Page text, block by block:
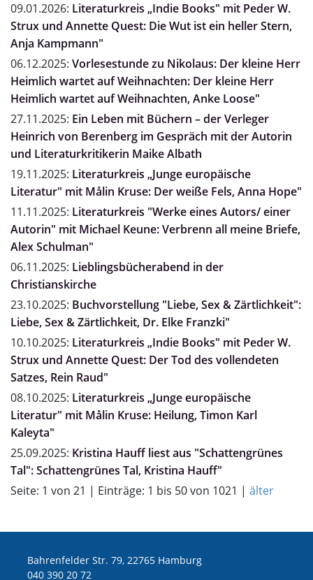
09.01.2026: Literaturkreis „Indie Books" mit Peder W.
Strux und Annette Quest: Die Wut ist ein heller Stern,
Anja Kampmann"
06.12.2025: Vorlesestunde zu Nikolaus: Der kleine Herr
Heimlich wartet auf Weihnachten: Der kleine Herr
Heimlich wartet auf Weihnachten, Anke Loose"
27.11.2025: Ein Leben mit Büchern – der Verleger
Heinrich von Berenberg im Gespräch mit der Autorin
und Literaturkritikerin Maike Albath
19.11.2025: Literaturkreis „Junge europäische
Literatur" mit Målin Kruse: Der weiße Fels, Anna Hope"
11.11.2025: Literaturkreis "Werke eines Autors/ einer
Autorin" mit Michael Keune: Verbrenn all meine Briefe,
Alex Schulman"
06.11.2025: Lieblingsbücherabend in der
Christianskirche
23.10.2025: Buchvorstellung "Liebe, Sex & Zärtlichkeit":
Liebe, Sex & Zärtlichkeit, Dr. Elke Franzki"
10.10.2025: Literaturkreis „Indie Books" mit Peder W.
Strux und Annette Quest: Der Tod des vollendeten
Satzes, Rein Raud"
08.10.2025: Literaturkreis „Junge europäische
Literatur" mit Målin Kruse: Heilung, Timon Karl
Kaleyta"
25.09.2025: Kristina Hauff liest aus "Schattengrünes
Tal": Schattengrünes Tal, Kristina Hauff"
Seite: 1 von 21 | Einträge: 1 bis 50 von 1021 | älter
Bahrenfelder Str. 79, 22765 Hamburg
040 390 20 72